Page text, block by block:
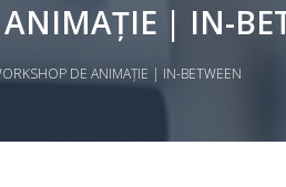
ANIMAȚIE | IN-
DE ANIMAȚIE | IN-BETWEEN